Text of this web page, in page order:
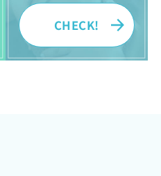
CHECK!